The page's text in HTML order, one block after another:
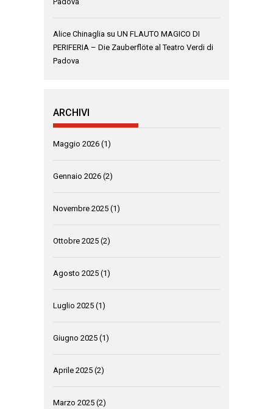
Alice Chinaglia su UN FLAUTO MAGICO DI
PERIFERIA – Die Zauberflöte al Teatro Verdi di
Padova
ARCHIVI
Maggio 2026 (1)
Gennaio 2026 (2)
Novembre 2025 (1)
Ottobre 2025 (2)
Agosto 2025 (1)
Luglio 2025 (1)
Giugno 2025 (1)
Aprile 2025 (2)
Marzo 2025 (2)